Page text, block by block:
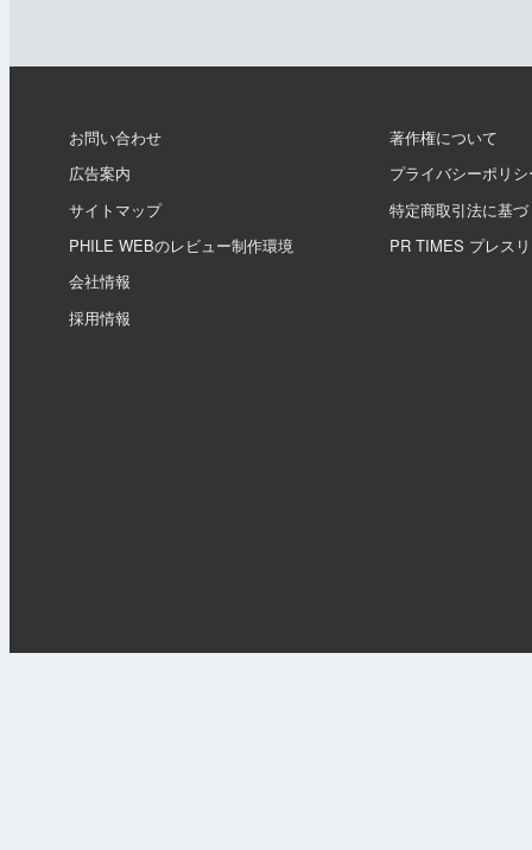
お問い合わせ
広告案内
サイトマップ
PHILE WEBのレビュー制作環境
会社情報
採用情報
著作権について
プライバシーポリ
特定商取引法に基
PR TIMES プレス